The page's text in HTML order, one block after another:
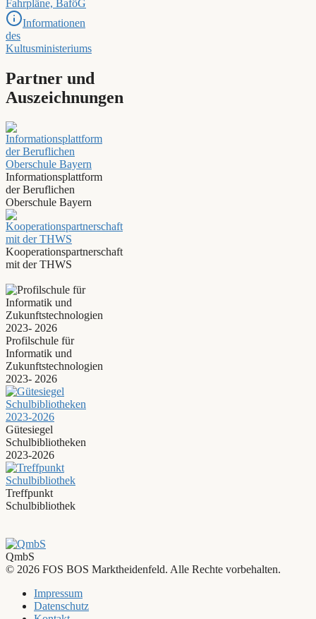
Fahrpläne, BaföG
Informationen
des
Kultusministeriums
Partner und
Auszeichnungen
Informationsplattform
der Beruflichen
Oberschule Bayern
Kooperationspartnerschaft
mit der THWS
Profilschule für
Informatik und
Zukunftstechnologien
2023- 2026
Gütesiegel
Schulbibliotheken
2023-2026
Treffpunkt
Schulbibliothek
QmbS
© 2026 FOS BOS Marktheidenfeld. Alle Rechte vorbehalten.
Impressum
Datenschutz